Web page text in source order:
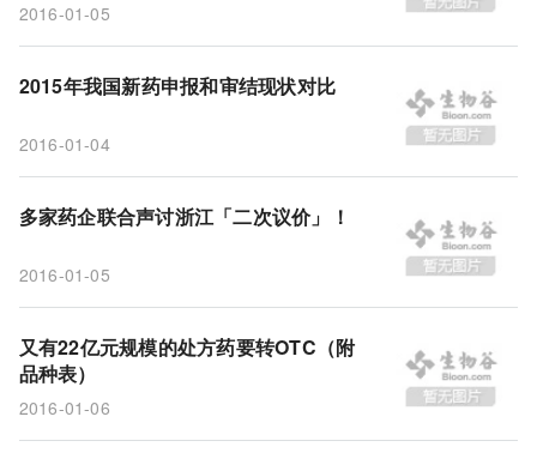
2016-01-05
2015年我国新药申报和审结现状对比
2016-01-04
多家药企联合声讨浙江「二次议价」！
2016-01-05
又有22亿元规模的处方药要转OTC（附
品种表）
2016-01-06